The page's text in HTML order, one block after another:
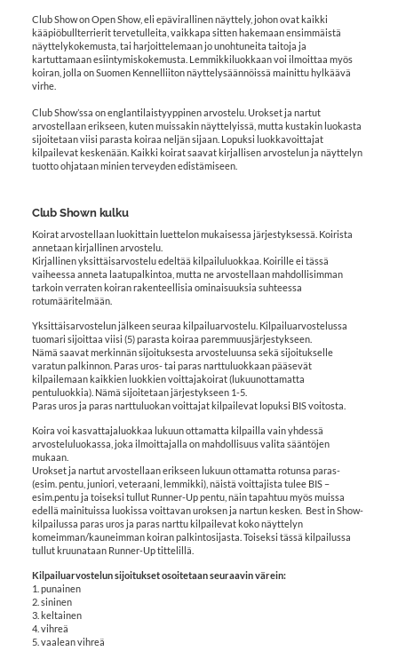
Club Show on Open Show, eli epävirallinen näyttely, johon ovat kaikki
kääpiöbullterrierit tervetulleita, vaikkapa sitten hakemaan ensimmäistä
näyttelykokemusta, tai harjoittelemaan jo unohtuneita taitoja ja
kartuttamaan esiintymiskokemusta. Lemmikkiluokkaan voi ilmoittaa myös
koiran, jolla on Suomen Kennelliiton näyttelysäännöissä mainittu hylkäävä
virhe.
Club Show’ssa on englantilaistyyppinen arvostelu. Urokset ja nartut
arvostellaan erikseen, kuten muissakin näyttelyissä, mutta kustakin luokasta
sijoitetaan viisi parasta koiraa neljän sijaan. Lopuksi luokkavoittajat
kilpailevat keskenään. Kaikki koirat saavat kirjallisen arvostelun ja näyttelyn
tuotto ohjataan minien terveyden edistämiseen.
Club Shown kulku
Koirat arvostellaan luokittain luettelon mukaisessa järjestyksessä. Koirista
annetaan kirjallinen arvostelu.
Kirjallinen yksittäisarvostelu edeltää kilpailuluokkaa. Koirille ei tässä
vaiheessa anneta laatupalkintoa, mutta ne arvostellaan mahdollisimman
tarkoin verraten koiran rakenteellisia ominaisuuksia suhteessa
rotumääritelmään.
Yksittäisarvostelun jälkeen seuraa kilpailuarvostelu. Kilpailuarvostelussa
tuomari sijoittaa viisi (5) parasta koiraa paremmuusjärjestykseen.
Nämä saavat merkinnän sijoituksesta arvosteluunsa sekä sijoitukselle
varatun palkinnon. Paras uros- tai paras narttuluokkaan pääsevät
kilpailemaan kaikkien luokkien voittajakoirat (lukuunottamatta
pentuluokkia). Nämä sijoitetaan järjestykseen 1-5.
Paras uros ja paras narttuluokan voittajat kilpailevat lopuksi BIS voitosta.
Koira voi kasvattajaluokkaa lukuun ottamatta kilpailla vain yhdessä
arvosteluluokassa, joka ilmoittajalla on mahdollisuus valita sääntöjen
mukaan.
Urokset ja nartut arvostellaan erikseen lukuun ottamatta rotunsa paras-
(esim. pentu, juniori, veteraani, lemmikki), näistä voittajista tulee BIS –
esim.pentu ja toiseksi tullut Runner-Up pentu, näin tapahtuu myös muissa
edellä mainituissa luokissa voittavan uroksen ja nartun kesken. Best in Show-
kilpailussa paras uros ja paras narttu kilpailevat koko näyttelyn
komeimman/kauneimman koiran palkintosijasta. Toiseksi tässä kilpailussa
tullut kruunataan Runner-Up tittelillä.
Kilpailuarvostelun sijoitukset osoitetaan seuraavin värein:
1. punainen
2. sininen
3. keltainen
4. vihreä
5. vaalean vihreä